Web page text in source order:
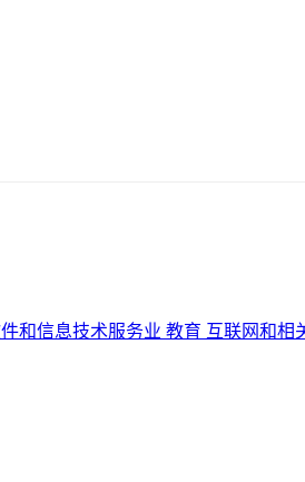
和信息技术服务业 教育 互联网和相